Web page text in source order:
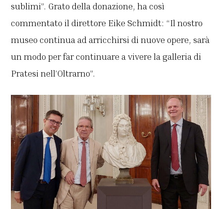
sublimi”. Grato della donazione, ha così
commentato il direttore Eike Schmidt: “Il nostro
museo continua ad arricchirsi di nuove opere, sarà
un modo per far continuare a vivere la galleria di
Pratesi nell’Oltrarno”.